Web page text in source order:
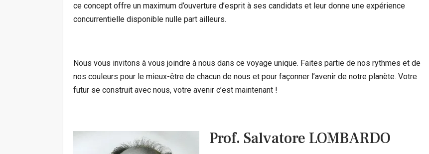
ce concept offre un maximum d’ouverture d’esprit à ses candidats et leur donne une expérience
concurrentielle disponible nulle part ailleurs.
Nous vous invitons à vous joindre à nous dans ce voyage unique. Faites partie de nos rythmes et de
nos couleurs pour le mieux-être de chacun de nous et pour façonner l’avenir de notre planète. Votre
futur se construit avec nous, votre avenir c’est maintenant !
Prof. Salvatore LOMBARDO